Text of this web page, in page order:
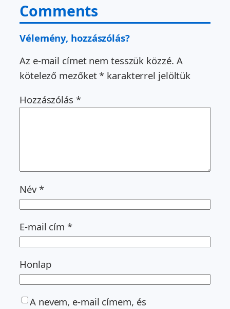
Comments
Vélemény, hozzászólás?
Az e-mail címet nem tesszük közzé. A
kötelező mezőket* karakterrel jelöltük
Hozzászólás *
Név*
E-mail cím *
Honlap
A nevem, e-mail címem, és